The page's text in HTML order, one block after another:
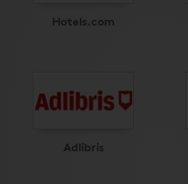
Hotels.com
Adlibris